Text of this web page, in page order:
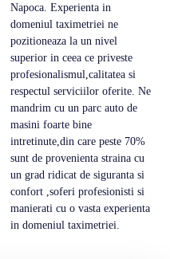
Napoca. Experienta in
domeniul taximetriei ne
pozitioneaza la un nivel
superior in ceea ce priveste
profesionalismul,calitatea si
respectul serviciilor oferite. Ne
mandrim cu un parc auto de
masini foarte bine
intretinute,din care peste 70%
sunt de provenienta straina cu
un grad ridicat de siguranta si
confort ,soferi profesionisti si
manierati cu o vasta experienta
in domeniul taximetriei.